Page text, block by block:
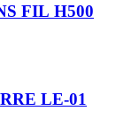
FIL H500
LE‑01